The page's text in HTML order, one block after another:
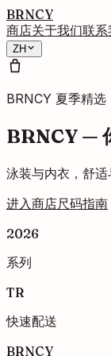
BRNCY
商店关于我们联系
ZH
BRNCY 夏季精选
BRNCY —
泳装与内衣，舒适
进入商店尺码指南
2026
系列
TR
快速配送
BRNCY